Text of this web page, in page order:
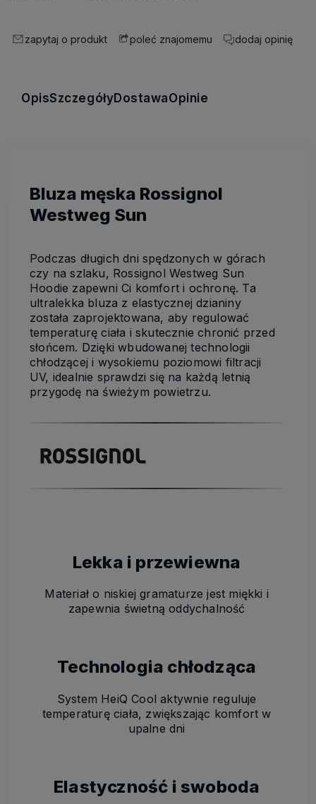
zapytaj o produkt poleć znajomemu dodaj opinię
OpisSzczegółyDostawaOpinie
Bluza męska Rossignol
Westweg Sun
Podczas długich dni spędzonych w górach
czy na szlaku, Rossignol Westweg Sun
Hoodie zapewni Ci komfort i ochronę. Ta
ultralekka bluza z elastycznej dzianiny
została zaprojektowana, aby regulować
temperaturę ciała i skutecznie chronić przed
słońcem. Dzięki wbudowanej technologii
chłodzącej i wysokiemu poziomowi filtracji
UV, idealnie sprawdzi się na każdą letnią
przygodę na świeżym powietrzu.
Lekka i przewiewna
Materiał o niskiej gramaturze jest miękki i
zapewnia świetną oddychalność
Technologia chłodząca
System HeiQ Cool aktywnie reguluje
temperaturę ciała, zwiększając komfort w
upalne dni
Elastyczność i swoboda